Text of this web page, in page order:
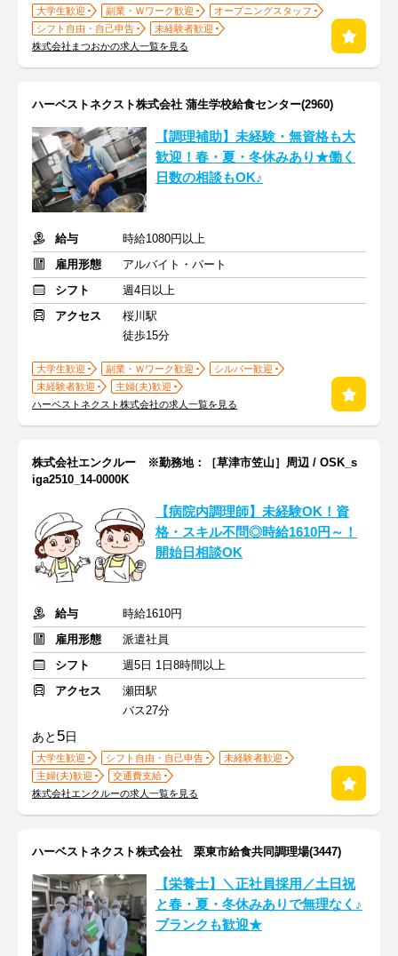
大学生歓迎 副業・Ｗワーク歓迎
オープニングスタッフ
シフト自由・自己申告
未経験者歓迎
株式会社まつおかの求人一覧を見る
ハーベストネクスト株式会社 蒲生学校給食センター(2960)
【調理補助】未経験・無資格も大
歓迎！春・夏・冬休みあり★働く
日数の相談もOK♪
給与
時給1080円以上
雇用形態
アルバイト・パート
シフト
週4日以上
アクセス
桜川駅
徒歩15分
大学生歓迎 副業・Ｗワーク歓迎
シルバー歓迎
未経験者歓迎
主婦(夫)歓迎
ハーベストネクスト株式会社の求人一覧を見る
株式会社エンクルー ※勤務地：［草津市笠山］周辺 / OSK_s
iga2510_14-0000K
【病院内調理師】未経験OK！資
格・スキル不問◎時給1610円～！
開始日相談OK
給与
時給1610円
雇用形態
派遣社員
シフト
週5日 1日8時間以上
アクセス
瀬田駅
バス27分
あと 5日
大学生歓迎 シフト自由・自己申告
未経験者歓迎
主婦(夫)歓迎
交通費支給
株式会社エンクルーの求人一覧を見る
ハーベストネクスト株式会社 栗東市給食共同調理場(3447)
【栄養士】＼正社員採用／土日祝
と春・夏・冬休みありで無理なく♪
ブランクも歓迎★